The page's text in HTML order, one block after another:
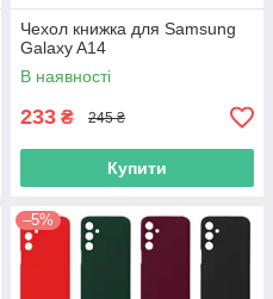
Чехол книжка для Samsung
Galaxy A14
В наявності
233 ₴ 245 ₴
Купити
–5%